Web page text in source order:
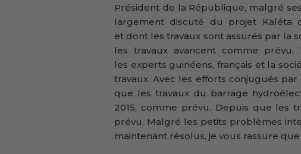
Président de la République, malgré
largement discuté du projet Kaléta
et dont les travaux sont assurés par
les travaux avancent comme prévu.
les experts guinéens, français et la
travaux. Avec les efforts conjugués
que les travaux du barrage
2015, comme prévu. Depuis que les
prévu. Malgré les petits problèmes
maintenant résolus, je vous rassure